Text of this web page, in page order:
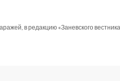
в редакцию «Заневского